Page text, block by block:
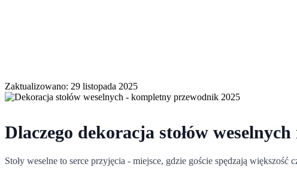
Zaktualizowano: 29 listopada 2025
Dlaczego dekoracja stołów
Stoły weselne to serce przyjęcia - miejsce, gdzie goście spędzają